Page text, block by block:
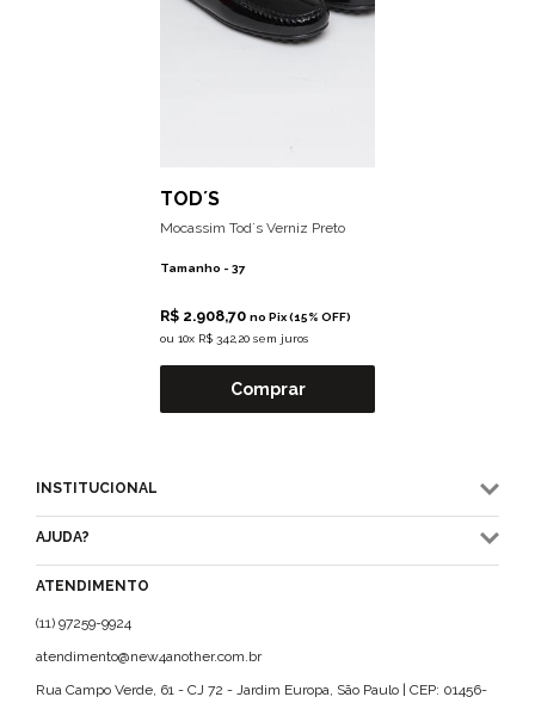
TOD´S
Mocassim Tod´s Verniz Preto
Tamanho - 37
R$ 2.908,70 no Pix (15% OFF)
ou 10x R$ 342,20 sem juros
Comprar
INSTITUCIONAL
AJUDA?
ATENDIMENTO
(11) 97259-9924
atendimento@new4another.com.br
Rua Campo Verde, 61 - CJ 72 - Jardim Europa, São Paulo | CEP: 01456-